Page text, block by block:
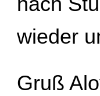
wieder
Gruß